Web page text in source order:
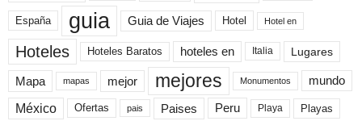
España guia Guia de Viajes Hotel Hotel en
Hoteles Hoteles Baratos hoteles en Italia Lugares
Mapa mapas mejor mejores Monumentos mundo
México Ofertas pais Paises Peru Playa Playas